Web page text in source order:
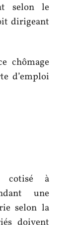
selon le
dirigeant
chômage
d’emploi
cotisé à
une
selon la
doivent